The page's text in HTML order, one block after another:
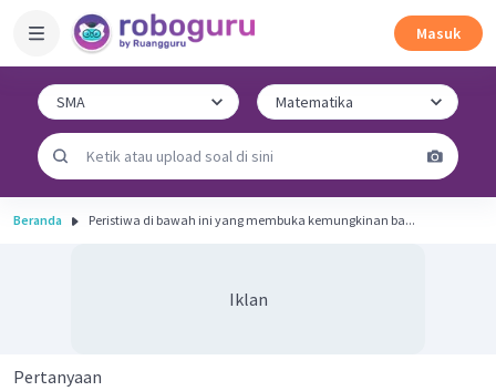
Masuk
Beranda Peristiwa di bawah ini yang membuka kemungkinan ba...
Iklan
Pertanyaan